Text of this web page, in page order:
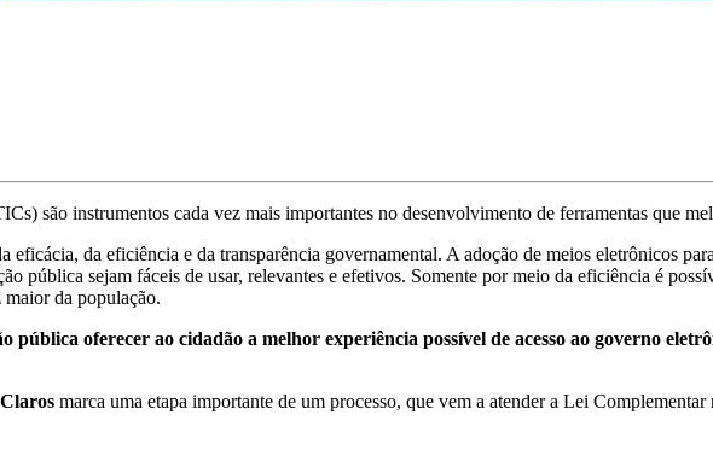
são instrumentos cada vez mais importantes no desenvolvimento de ferramentas que
eficácia, da eficiência e da transparência governamental. A adoção de meios eletrônicos
pública sejam fáceis de usar, relevantes e efetivos. Somente por meio da eficiência é
maior da população.
oferecer ao cidadão a melhor experiência possível de acesso ao governo
marca uma etapa importante de um processo, que vem a atender a Lei